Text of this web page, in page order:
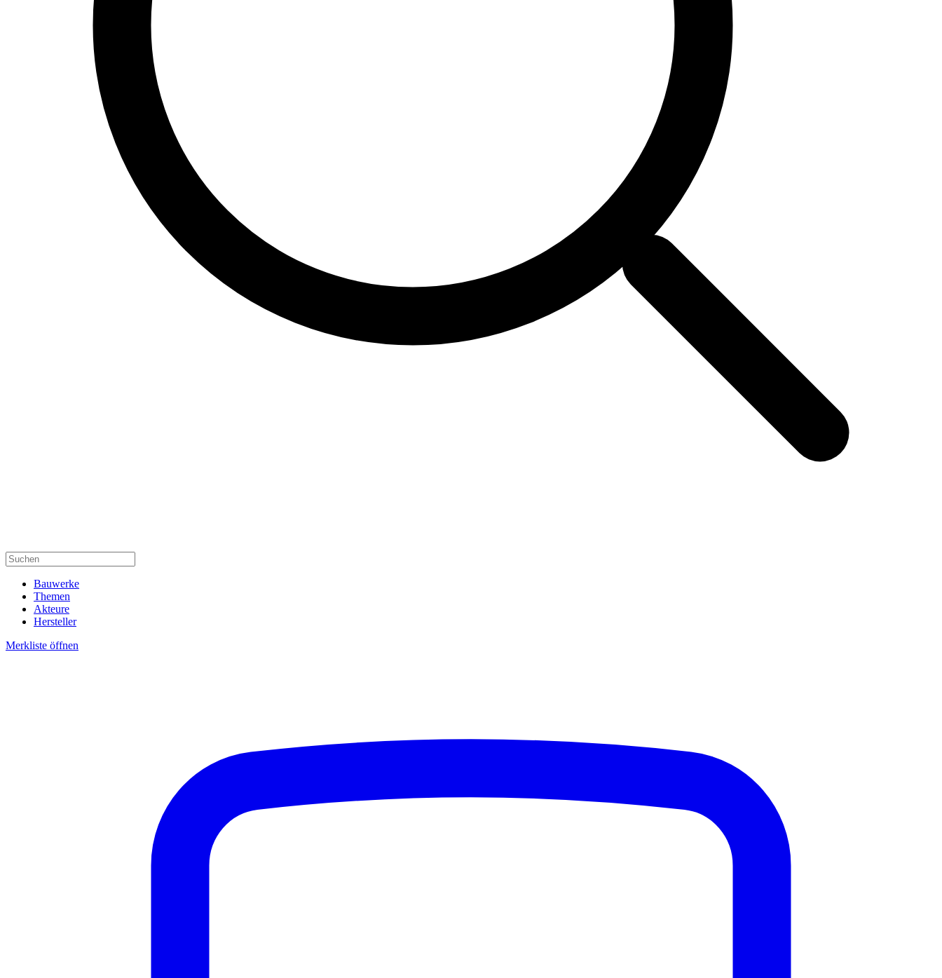
Bauwerke
Themen
Akteure
Hersteller
Merkliste öffnen